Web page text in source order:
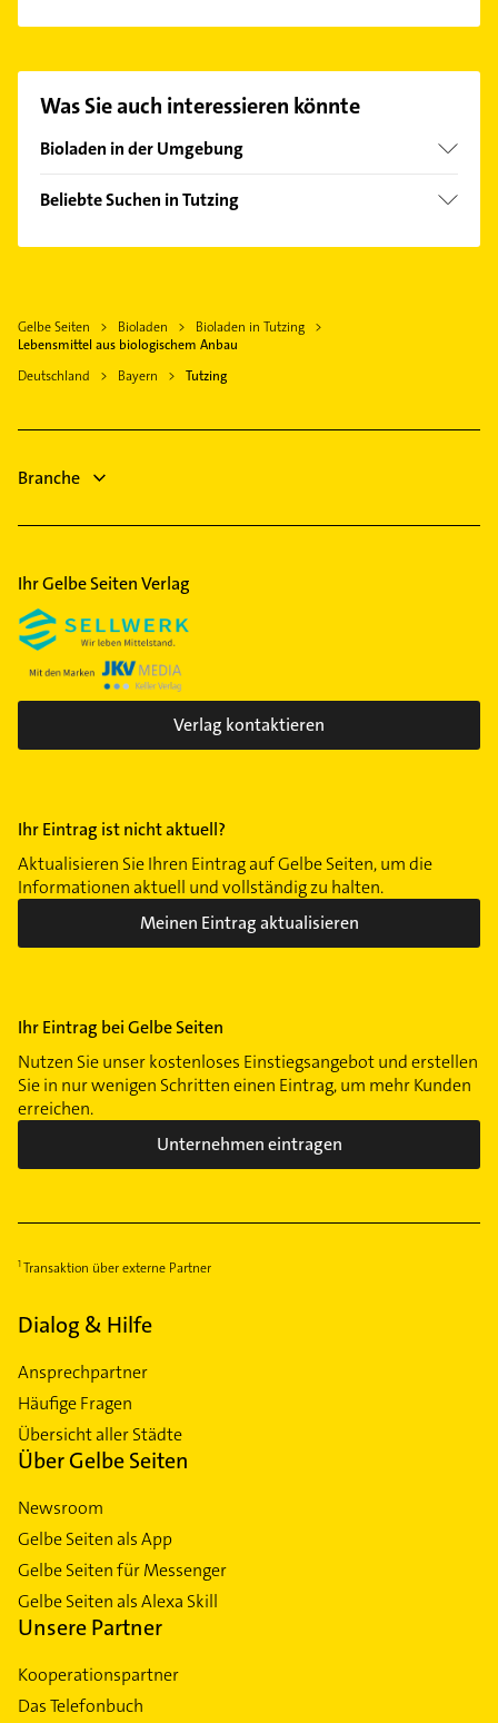
Hier finden Sie alleKontaktdaten
Was Sie auch interessieren könnte
Bioladen in der Umgebung
Wolfratshausen
Weilheim in Oberbayern
Bad Tölz
Puchheim Oberbayern
Beliebte Suchen in Tutzing
Elektriker
Hausarzt
Arzt
Schreiner
Gelbe Seiten Bioladen
Bioladen in Tutzing
Lebensmittel aus biologischem Anbau
Deutschland
Bayern Tutzing
Branche
Ihr Gelbe Seiten Verlag
Verlag kontaktieren
Ihr Eintrag ist nicht aktuell?
Aktualisieren Sie Ihren Eintrag auf Gelbe Seiten, um die
Informationen aktuell und vollständig zu halten.
Meinen Eintrag aktualisieren
Ihr Eintrag bei Gelbe Seiten
Nutzen Sie unser kostenloses Einstiegsangebot und erstellen
Sie in nur wenigen Schritten einen Eintrag, um mehr Kunden
erreichen.
Unternehmen eintragen
Transaktion über externe Partner
Dialog & Hilfe
Ansprechpartner
Häufige Fragen
Übersicht aller Städte
Über Gelbe Seiten
Newsroom
Gelbe Seiten als App
Gelbe Seiten für Messenger
Gelbe Seiten als Alexa Skill
Unsere Partner
Kooperationspartner
Das Telefonbuch